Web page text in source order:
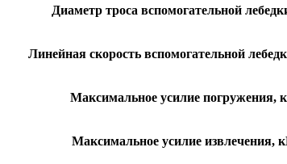
Диаметр троса вспомогательной
Линейная скорость вспомогательной
Максимальное усилие погружения,
Максимальное усилие извлечения,